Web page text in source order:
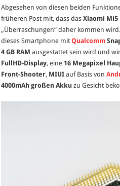
Abgesehen von diesen beiden
früheren Post mit, dass dasXiaomi Mi5
„Überraschungen“ daher kommen
dieses Smartphone mitQualcomm
4 GB RAM ausgestattet sein wird und
FullHD-Display, eine16 Megapixel
Front-Shooter, MIUI auf Basis von
4000mAh großen Akku zu Gesicht